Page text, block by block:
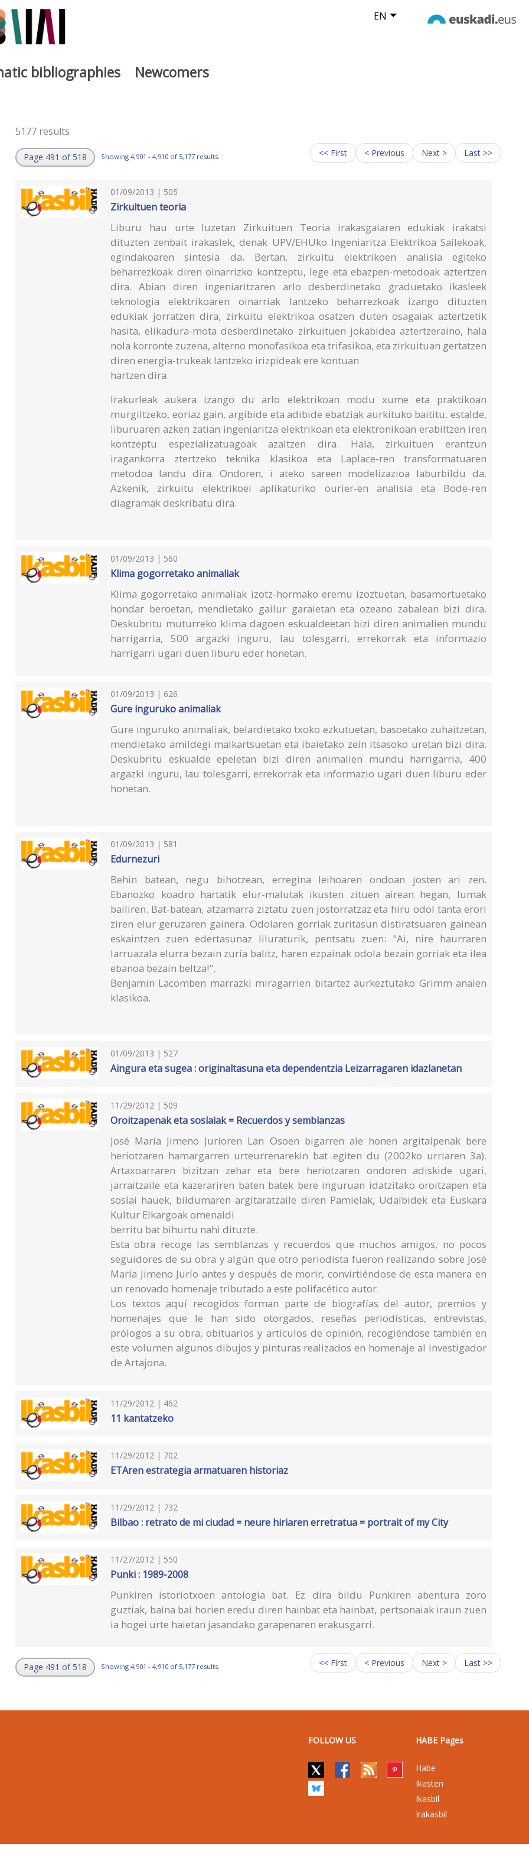
EN
bibliographies Newcomers
5177 results
Page 491 of 518 Showing 4,901 - 4,910 of 5,177 results. << First < Previous Next > Last >>
01/09/2013 | 505
Zirkuituen teoria
Liburu hau urte luzetan Zirkuituen Teoria irakasgaiaren edukiak irakatsi
dituzten zenbait irakaslek, denak UPV/EHUko Ingeniaritza Elektrikoa Sailekoak,
egindakoaren sintesia da. Bertan, zirkuitu elektrikoen analisia egiteko
beharrezkoak diren oinarrizko kontzeptu, lege eta ebazpen-metodoak aztertzen
dira. Abian diren ingeniaritzaren arlo desberdinetako graduetako ikasleek
teknologia elektrikoaren oinarriak lantzeko beharrezkoak izango dituzten
edukiak jorratzen dira, zirkuitu elektrikoa osatzen duten osagaiak aztertzetik
hasita, elikadura-mota desberdinetako zirkuituen jokabidea aztertzeraino, hala
nola korronte zuzena, alterno monofasikoa eta trifasikoa, eta zirkuituan gertatzen
diren energia-trukeak lantzeko irizpideak ere kontuan
hartzen dira.
Irakurleak aukera izango du arlo elektrikoan modu xume eta praktikoan
murgiltzeko, eoriaz gain, argibide eta adibide ebatziak aurkituko baititu. estalde,
liburuaren azken zatian ingeniaritza elektrikoan eta elektronikoan erabiltzen iren
kontzeptu espezializatuagoak azaltzen dira. Hala, zirkuituen erantzun
iragankorra ztertzeko teknika klasikoa eta Laplace-ren transformatuaren
metodoa landu dira. Ondoren, i ateko sareen modelizazioa laburbildu da.
Azkenik, zirkuitu elektrikoei aplikaturiko ourier-en analisia eta Bode-ren
diagramak deskribatu dira.
01/09/2013 | 560
Klima gogorretako animaliak
Klima gogorretako animaliak izotz-hormako eremu izoztuetan, basamortuetako
hondar beroetan, mendietako gailur garaietan eta ozeano zabalean bizi dira.
Deskubritu muturreko klima dagoen eskualdeetan bizi diren animalien mundu
harrigarria, 500 argazki inguru, lau tolesgarri, errekorrak eta informazio
harrigarri ugari duen liburu eder honetan.
01/09/2013 | 626
Gure inguruko animaliak
Gure inguruko animaliak, belardietako txoko ezkutuetan, basoetako zuhaitzetan,
mendietako amildegi malkartsuetan eta ibaietako zein itsasoko uretan bizi dira.
Deskubritu eskualde epeletan bizi diren animalien mundu harrigarria, 400
argazki inguru, lau tolesgarri, errekorrak eta informazio ugari duen liburu eder
honetan.
01/09/2013 | 581
Edurnezuri
Behin batean, negu bihotzean, erregina leihoaren ondoan josten ari zen.
Ebanozko koadro hartatik elur-malutak ikusten zituen airean hegan, lumak
bailiren. Bat-batean, atzamarra ziztatu zuen jostorratzaz eta hiru odol tanta erori
ziren elur geruzaren gainera. Odolaren gorriak zuritasun distiratsuaren gainean
eskaintzen zuen edertasunaz liluraturik, pentsatu zuen: "Ai, nire haurraren
larruazala elurra bezain zuria balitz, haren ezpainak odola bezain gorriak eta ilea
ebanoa bezain beltza!".
Benjamin Lacomben marrazki miragarrien bitartez aurkeztutako Grimm anaien
klasikoa.
01/09/2013 | 527
Aingura eta sugea : originaltasuna eta dependentzia Leizarragaren idazlanetan
11/29/2012 | 509
Oroitzapenak eta soslaiak = Recuerdos y semblanzas
José María Jimeno Juríoren Lan Osoen bigarren ale honen argitalpenak bere
heriotzaren hamargarren urteurrenarekin bat egiten du (2002ko urriaren 3a).
Artaxoarraren bizitzan zehar eta bere heriotzaren ondoren adiskide ugari,
jarraitzaile eta kazerariren baten batek bere inguruan idatzitako oroitzapen eta
soslai hauek, bildumaren argitaratzaile diren Pamielak, Udalbidek eta Euskara
Kultur Elkargoak omenaldi
berritu bat bihurtu nahi dituzte.
Esta obra recoge las semblanzas y recuerdos que muchos amigos, no pocos
seguidores de su obra y algún que otro periodista fueron realizando sobre José
María Jimeno Jurío antes y después de morir, convirtiéndose de esta manera en
un renovado homenaje tributado a este polifacético autor.
Los textos aquí recogidos forman parte de biografías del autor, premios y
homenajes que le han sido otorgados, reseñas periodísticas, entrevistas,
prólogos a su obra, obituarios y artículos de opinión, recogiéndose también en
este volumen algunos dibujos y pinturas realizados en homenaje al investigador
de Artajona.
11/29/2012 | 462
11 kantatzeko
11/29/2012 | 702
ETAren estrategia armatuaren historiaz
11/29/2012 | 732
Bilbao : retrato de mi ciudad = neure hiriaren erretratua = portrait of my City
11/27/2012 | 550
Punki : 1989-2008
Punkiren istoriotxoen antologia bat. Ez dira bildu Punkiren abentura zoro
guztiak, baina bai horien eredu diren hainbat eta hainbat, pertsonaiak iraun zuen
ia hogei urte haietan jasandako garapenaren erakusgarri.
Page 491 of 518 Showing 4,901 - 4,910 of 5,177 results. << First < Previous Next > Last >>
FOLLOW US HABE Pages
Habe
Ikasten
Ikasbil
Irakasbil